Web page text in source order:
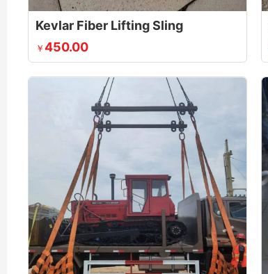
Kevlar Fiber Lifting Sling
￥ 450.00